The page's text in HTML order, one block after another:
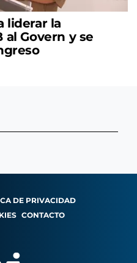
liderar la
al Govern y se
DE PRIVACIDAD
CONTACTO